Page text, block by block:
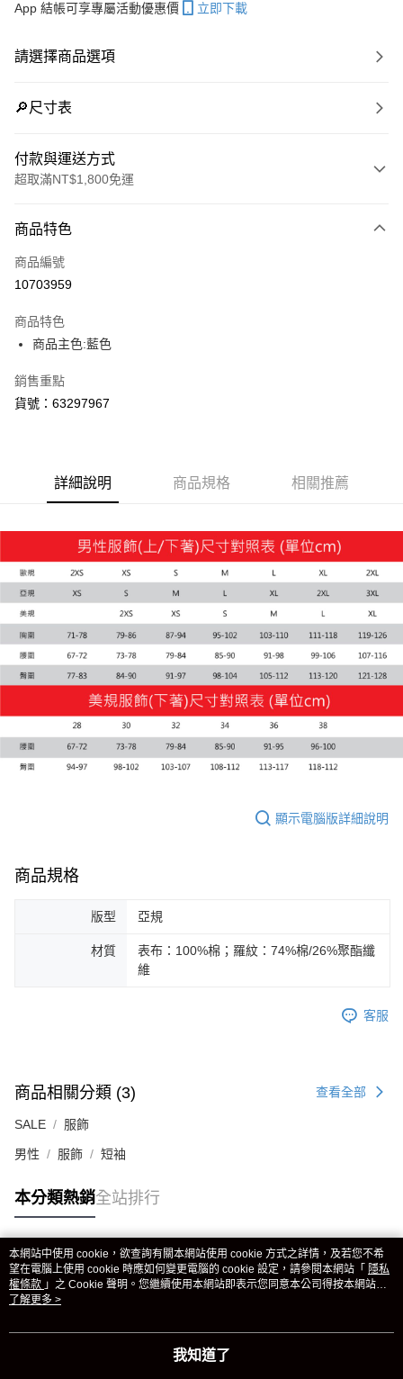
App 結帳可享專屬活動優惠價 立即下載
請選擇商品選項
🔎尺寸表
付款與運送方式
超取滿NT$1,800免運
信用卡一次付款
LINE Pay
街口支付
悠遊付
Google Pay
運送方式
每筆NT$100，滿NT$1,800(含以上)免運費
付款後7-11取貨
每筆NT$100，滿NT$1,800(含以上)免運費
宅配(離島恕不配送)
每筆NT$150，滿NT$1,800(含以上)免運費
宅配貨到付款(離島恕不配送)
商品特色
商品編號
10703959
商品特色
商品主色:藍色
銷售重點
貨號：63297967
詳細說明 商品規格 相關推薦
顯示電腦版詳細說明
商品規格
版型 亞規
材質
表布：100%棉；羅紋：74%棉/26%聚酯纖
維
客服
商品相關分類 (3) 查看全部
SALE 服飾
男性 服飾 短袖
本分類熱銷全站排行
熱門標籤
本網站中使用 cookie，欲查詢有關本網站使用 cookie 方式之詳情，及若您不希
望在電腦上使用 cookie 時應如何變更電腦的 cookie 設定，請參閱本網站「 隱私
權條款 」之 Cookie 聲明。您繼續使用本網站即表示您同意本公司得按本網站使
用條款之 Cookie 聲明使用 cookie。
了解更多 >
我知道了